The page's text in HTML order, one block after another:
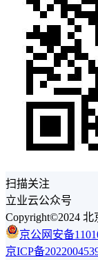
扫描关注
立业云公众号
Copyright©2024
京公网安备
京ICP备